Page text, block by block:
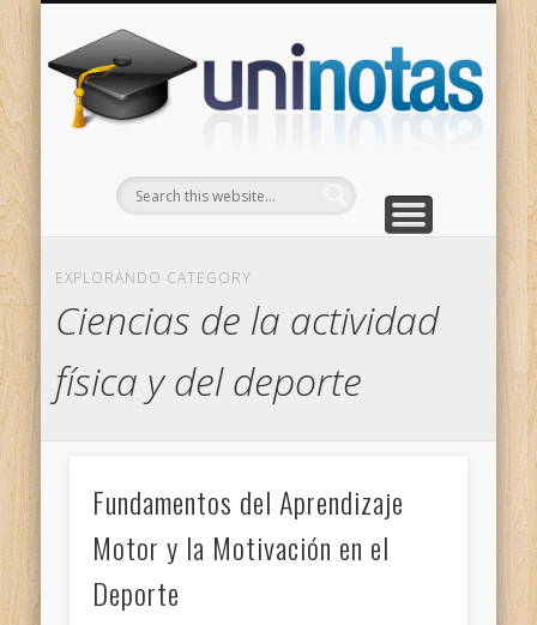
EXPLORANDO CATEGORY
Ciencias de la actividad
física y del deporte
Fundamentos del Aprendizaje
Motor y la Motivación en el
Deporte